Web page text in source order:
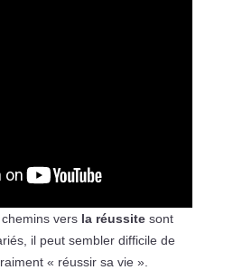
vers la réussitesont
il peut sembler difficile de
« réussir sa vie ».